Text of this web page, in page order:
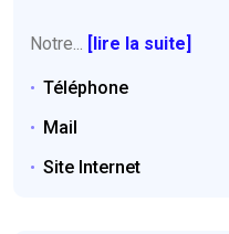
Notre... [lire la suite]
Téléphone
Mail
Site Internet